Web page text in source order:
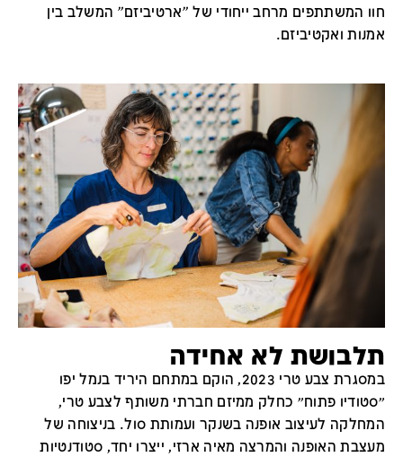
חוו המשתתפים מרחב ייחודי של "ארטיביזם" המשלב בין
אמנות ואקטיביזם.
תלבושת לא אחידה
במסגרת צבע טרי 2023, הוקם במתחם היריד בנמל יפו
״סטודיו פתוח״ כחלק ממיזם חברתי משותף לצבע טרי,
המחלקה לעיצוב אופנה בשנקר ועמותת סול. בניצוחה של
מעצבת האופנה והמרצה מאיה ארזי, ייצרו יחד, סטודנטיות